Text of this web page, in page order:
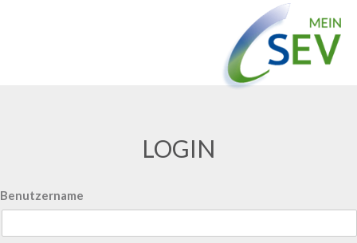
LOGIN
Benutzername